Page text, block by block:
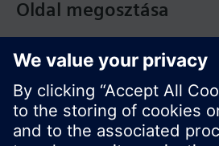
Oldal megosztása